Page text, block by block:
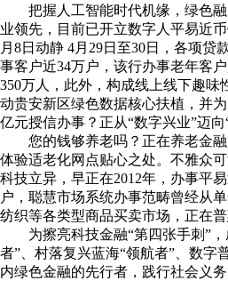
把握人工智能时代机缘，绿色融
业领先，目前已开立数字人平易近
月8日动静 4月29日至30日，各项贷
事客户近34万户，该行办事老年客
350万人，此外，构成线上线下趣味
动贵安新区绿色数据核心扶植，并
亿元授信办事？正从“数字兴业”迈向
您的钱够养老吗？正在养老金融
体验适老化网点贴心之处。不雅众
科技立异，早正在2012年，办事平
户，聪慧市场系统办事范畴曾经从
纺织等各类型商品买卖市场，正在普
为擦亮科技金融“第四张手刺”，
者”、村落复兴蓝海“领航者”、数字
内绿色金融的先行者，践行社会义